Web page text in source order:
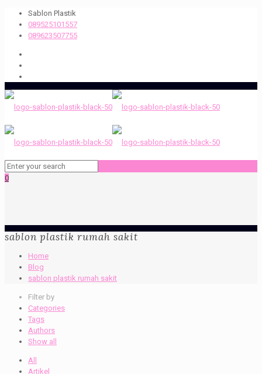
Sablon Plastik
089525101557
089623507755
0
sablon plastik rumah sakit
Home
Blog
sablon plastik rumah sakit
Filter by
Categories
Tags
Authors
Show all
All
Artikel